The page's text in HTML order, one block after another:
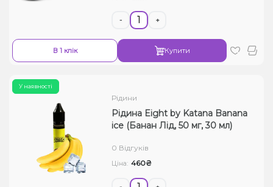
- +
В 1 клік Купити
У наявності
Рідини
Рідина Eight by Katana Banana
ice (Банан Лід, 50 мг, 30 мл)
0 Відгуків
Ціна: 460₴